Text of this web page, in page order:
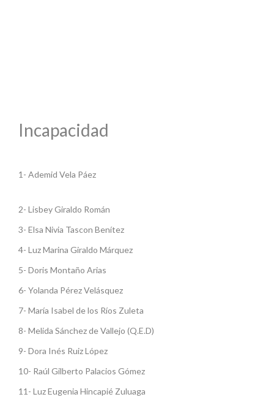
Incapacidad
1- Ademid Vela Páez
2- Lisbey Giraldo Román
3- Elsa Nivia Tascon Benítez
4- Luz Marina Giraldo Márquez
5- Doris Montaño Arias
6- Yolanda Pérez Velásquez
7- María Isabel de los Ríos Zuleta
8- Melida Sánchez de Vallejo (Q.E.D)
9- Dora Inés Ruiz López
10- Raúl Gilberto Palacios Gómez
11- Luz Eugenia Hincapié Zuluaga